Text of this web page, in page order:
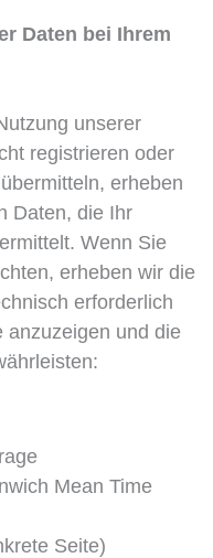
Daten bei Ihrem
unserer
registrieren oder
erheben
Daten, die Ihr
Wenn Sie
erheben wir die
erforderlich
anzuzeigen und die
Mean Time
Seite)